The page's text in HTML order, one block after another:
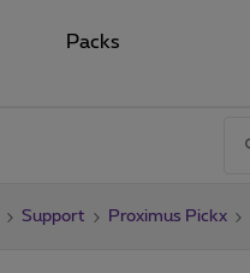
Packs
Support Proximus Pickx